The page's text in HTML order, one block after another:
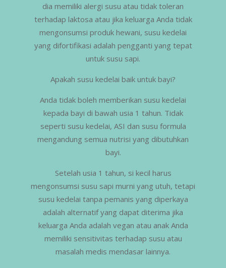
dia memiliki alergi susu atau tidak toleran
terhadap laktosa atau jika keluarga Anda tidak
mengonsumsi produk hewani, susu kedelai
yang difortifikasi adalah pengganti yang tepat
untuk susu sapi.
Apakah susu kedelai baik untuk bayi?
Anda tidak boleh memberikan susu kedelai
kepada bayi di bawah usia 1 tahun. Tidak
seperti susu kedelai, ASI dan susu formula
mengandung semua nutrisi yang dibutuhkan
bayi.
Setelah usia 1 tahun, si kecil harus
mengonsumsi susu sapi murni yang utuh, tetapi
susu kedelai tanpa pemanis yang diperkaya
adalah alternatif yang dapat diterima jika
keluarga Anda adalah vegan atau anak Anda
memiliki sensitivitas terhadap susu atau
masalah medis mendasar lainnya.